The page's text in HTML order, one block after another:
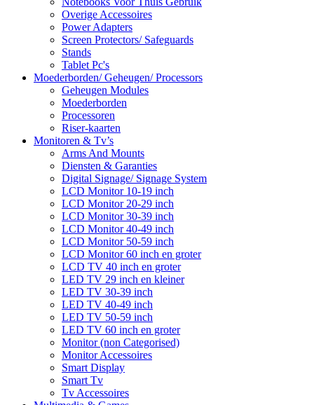
Overige Accessoires
Power Adapters
Screen Protectors/ Safeguards
Stands
Tablet Pc's
Moederborden/ Geheugen/ Processors
Geheugen Modules
Moederborden
Processoren
Riser-kaarten
Monitoren & Tv’s
Arms And Mounts
Diensten & Garanties
Digital Signage/ Signage System
LCD Monitor 10-19 inch
LCD Monitor 20-29 inch
LCD Monitor 30-39 inch
LCD Monitor 40-49 inch
LCD Monitor 50-59 inch
LCD Monitor 60 inch en groter
LCD TV 40 inch en groter
LED TV 29 inch en kleiner
LED TV 30-39 inch
LED TV 40-49 inch
LED TV 50-59 inch
LED TV 60 inch en groter
Monitor (non Categorised)
Monitor Accessoires
Smart Display
Smart Tv
Tv Accessoires